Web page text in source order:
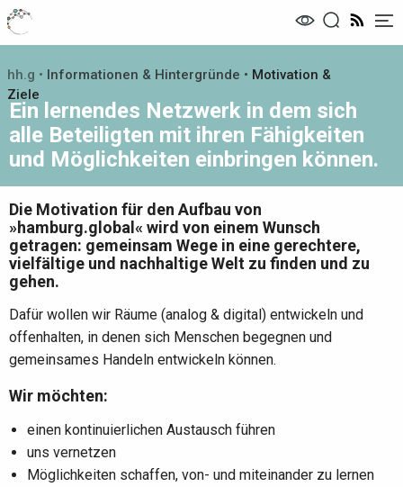
hh.g • Informationen & Hintergründe • Motivation &
Ziele
Ein lernendes Netzwerk in dem sich
alle Beteiligten mit ihren Fähigkeiten
und Möglichkeiten einbringen können.
Die Motivation für den Aufbau von
»hamburg.global« wird von einem Wunsch
getragen: gemeinsam Wege in eine gerechtere,
vielfältige und nachhaltige Welt zu finden und zu
gehen.
Dafür wollen wir Räume (analog & digital) entwickeln und
offenhalten, in denen sich Menschen begegnen und
gemeinsames Handeln entwickeln können.
Wir möchten:
einen kontinuierlichen Austausch führen
uns vernetzen
Möglichkeiten schaffen, von- und miteinander zu lernen